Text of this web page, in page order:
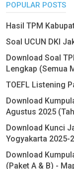
POPULAR POSTS
Hasil TPM
Soal UCUN DKI
Download Soal
Lengkap (Semua
TOEFL Listening
Download
Agustus 2025
Download Kunci
Yogyakarta 2025-
Download
(Paket A & B) -